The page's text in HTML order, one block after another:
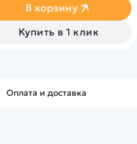
В корзину
Купить в 1 клик
Оплата и доставка